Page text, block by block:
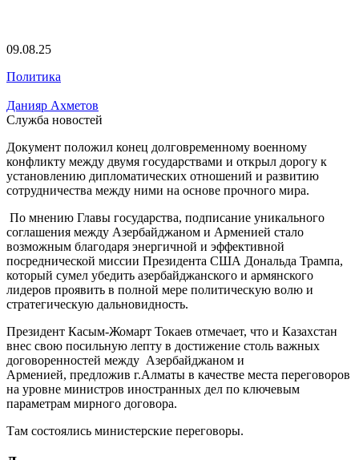
09.08.25
Политика
Данияр Ахметов
Служба новостей
Документ положил конец долговременному военному
конфликту между двумя государствами и открыл дорогу к
установлению дипломатических отношений и развитию
сотрудничества между ними на основе прочного мира.
По мнению Главы государства, подписание уникального
соглашения между Азербайджаном и Арменией стало
возможным благодаря энергичной и эффективной
посреднической миссии Президента США Дональда Трампа,
который сумел убедить азербайджанского и армянского
лидеров проявить в полной мере политическую волю и
стратегическую дальновидность.
Президент Касым-Жомарт Токаев отмечает, что и Казахстан
внес свою посильную лепту в достижение столь важных
договоренностей между Азербайджаном и
Арменией, предложив г.Алматы в качестве места переговоров
на уровне министров иностранных дел по ключевым
параметрам мирного договора.
Там состоялись министерские переговоры.